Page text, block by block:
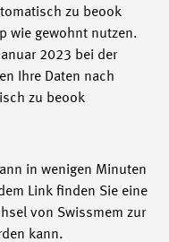
zu beook
wie gewohnt nutzen.
2023 bei der
Ihre Daten nach
zu beook
in wenigen Minuten
Link finden Sie eine
von Swissmem zur
kann.